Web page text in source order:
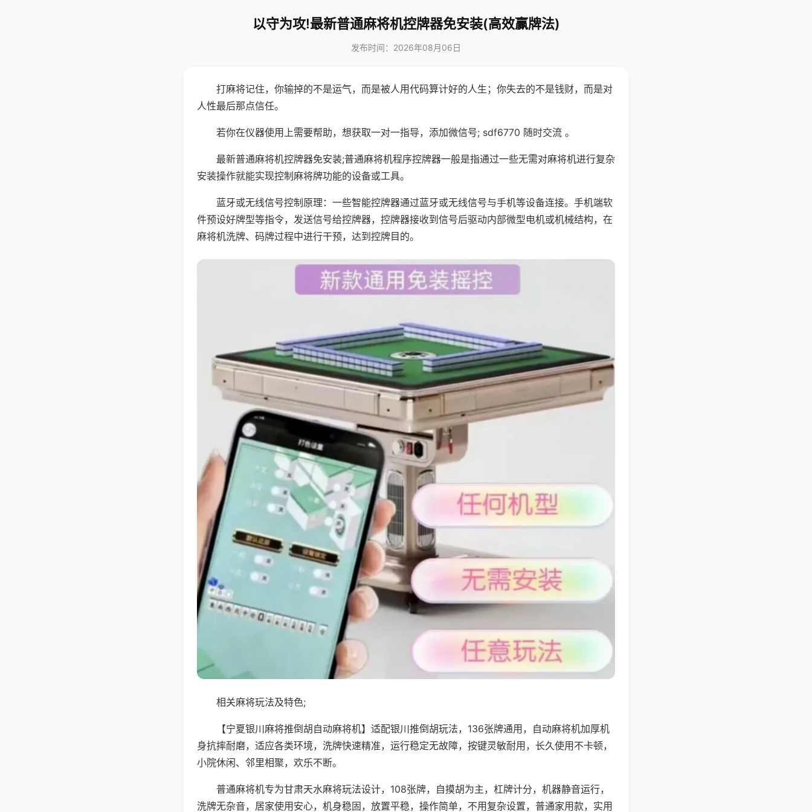
以守为攻!最新普通麻将机控牌器免安装(高效赢牌法)
发布时间：2026年08月06日
打麻将记住，你输掉的不是运气，而是被人用代码算计好的人生；你失去的不是钱财，而是对
人性最后那点信任。
若你在仪器使用上需要帮助，想获取一对一指导，添加微信号; sdf6770 随时交流 。
最新普通麻将机控牌器免安装;普通麻将机程序控牌器一般是指通过一些无需对麻将机进行复杂
安装操作就能实现控制麻将牌功能的设备或工具。
蓝牙或无线信号控制原理：一些智能控牌器通过蓝牙或无线信号与手机等设备连接。手机端软
件预设好牌型等指令，发送信号给控牌器，控牌器接收到信号后驱动内部微型电机或机械结构，在
麻将机洗牌、码牌过程中进行干预，达到控牌目的。
相关麻将玩法及特色;
【宁夏银川麻将推倒胡自动麻将机】适配银川推倒胡玩法，136张牌通用，自动麻将机加厚机
身抗摔耐磨，适应各类环境，洗牌快速精准，运行稳定无故障，按键灵敏耐用，长久使用不卡顿，
小院休闲、邻里相聚，欢乐不断。
普通麻将机专为甘肃天水麻将玩法设计，108张牌，自摸胡为主，杠牌计分，机器静音运行，
洗牌无杂音，居家使用安心，机身稳固，放置平稳，操作简单，不用复杂设置，普通家用款，实用